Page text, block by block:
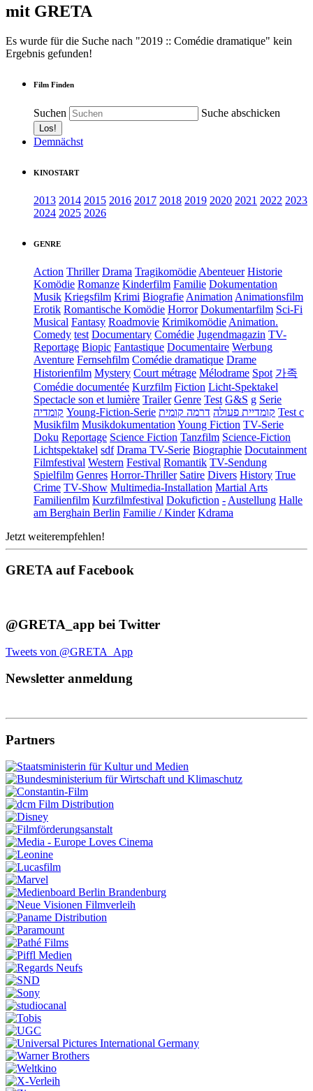
mit GRETA
Es wurde für die Suche nach "2019 :: Comédie dramatique" kein
Ergebnis gefunden!
Film Finden
Suchen Suche abschicken
Demnächst
KINOSTART
2013 2014 2015 2016 2017 2018 2019 2020 2021 2022 2023
2024 2025 2026
GENRE
Action Thriller Drama Tragikomödie Abenteuer Historie
Komödie Romanze Kinderfilm Familie Dokumentation
Musik Kriegsfilm Krimi Biografie Animation Animationsfilm
Erotik Romantische Komödie Horror Dokumentarfilm Sci-Fi
Musical Fantasy Roadmovie Krimikomödie Animation.
Comedy test Documentary Comédie Jugendmagazin TV-
Reportage Biopic Fantastique Documentaire Werbung
Aventure Fernsehfilm Comédie dramatique Drame
Historienfilm Mystery Court métrage Mélodrame Spot 가족
Comédie documentée Kurzfilm Fiction Licht-Spektakel
Spectacle son et lumière Trailer Genre Test G&S g Serie
קומדיה Young-Fiction-Serie קומדיית פעולה דרמה קומית
Test c
Musikfilm Musikdokumentation Young Fiction TV-Serie
Doku Reportage Science Fiction Tanzfilm Science-Fiction
Lichtspektakel sdf Drama TV-Serie Biographie Docutainment
Filmfestival Western Festival Romantik TV-Sendung
Spielfilm Genres Horror-Thriller Satire Divers History True
Crime TV-Show Multimedia-Installation Martial Arts
Familienfilm Kurzfilmfestival Dokufiction - Austellung Halle
am Berghain Berlin Familie / Kinder Kdrama
Jetzt weiterempfehlen!
GRETA auf Facebook
@GRETA_app bei Twitter
Tweets von @GRETA_App
Newsletter anmeldung
Partners